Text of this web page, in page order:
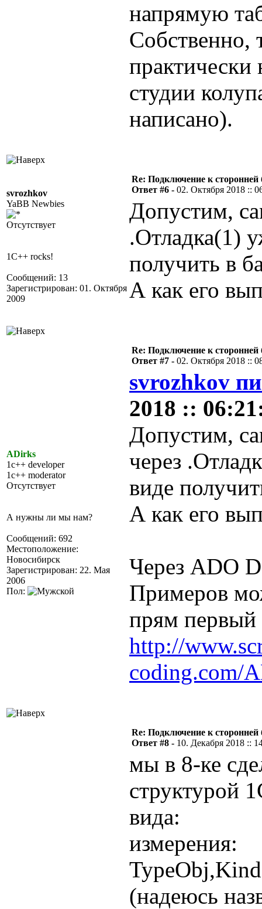
напрямую
Собственно,
студии
написано).
svrozhkov
YaBB Newbies
Отсутствует
1C++ rocks!
Сообщений: 13
Зарегистрирован: 01. Октября
2009
Re: Подключение к сторонней
Ответ #6 - 02. Октября 2018 ::
Допустим,
.Отладка(1)
получить в
А как его
ADirks
1c++ developer
1c++ moderator
Отсутствует
А нужны ли мы нам?
Сообщений: 692
Местоположение:
Новосибирск
Зарегистрирован: 22. Мая
2006
Пол:
Re: Подключение к сторонней
Ответ #7 - 02. Октября 2018 ::
svrozhkov
2018 ::
Допустим,
через
виде
А как его
Через ADO
Примеров
прям
http://
coding.com/
Re: Подключение к сторонней
Ответ #8 - 10. Декабря 2018 ::
мы в 8-ке
структурой
вида:
измерения:
(надеюсь